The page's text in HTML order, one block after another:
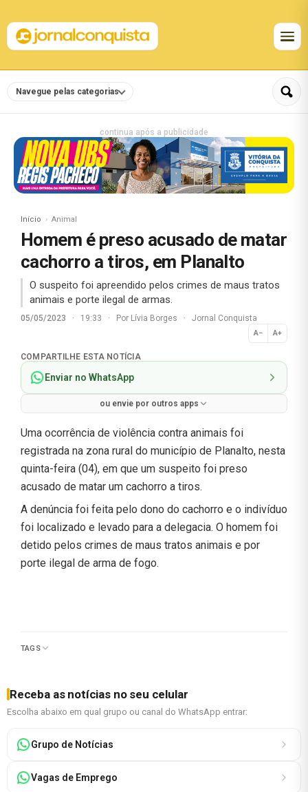
Navegue pelas categorias
continua após a publicidade
Início Animal
Homem é preso acusado de matar
cachorro a tiros, em Planalto
O suspeito foi apreendido pelos crimes de maus tratos
animais e porte ilegal de armas.
05/05/2023 · 19:33 · Por Lívia Borges · Jornal Conquista
A− A+
Normal
COMPARTILHE ESTA NOTÍCIA
Enviar no WhatsApp
ou envie por outros apps
Uma ocorrência de violência contra animais foi
registrada na zona rural do município de Planalto, nesta
quinta-feira (04), em que um suspeito foi preso
acusado de matar um cachorro a tiros.
A denúncia foi feita pelo dono do cachorro e o indivíduo
foi localizado e levado para a delegacia. O homem foi
detido pelos crimes de maus tratos animais e por
porte ilegal de arma de fogo.
TAGS
Receba as notícias no seu celular
Escolha abaixo em qual grupo ou canal do WhatsApp entrar:
Grupo de Notícias
Vagas de Emprego